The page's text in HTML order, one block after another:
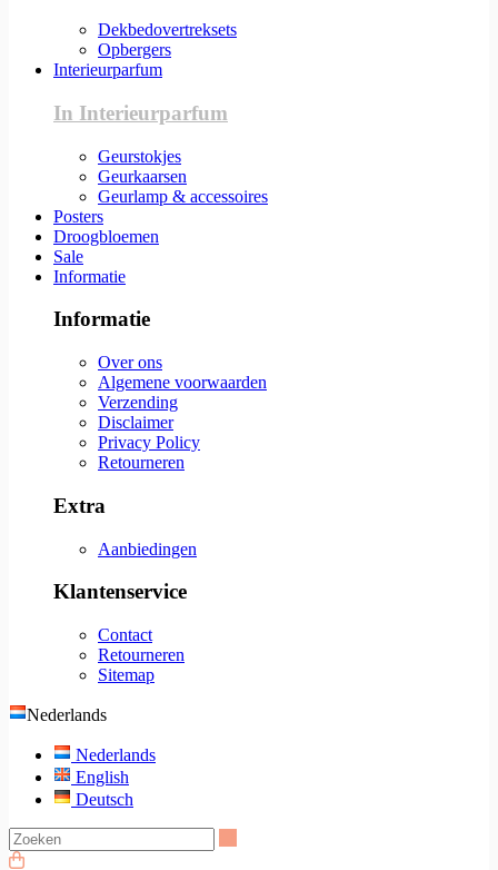
Dekbedovertreksets
Opbergers
Interieurparfum
In Interieurparfum
Geurstokjes
Geurkaarsen
Geurlamp & accessoires
Posters
Droogbloemen
Sale
Informatie
Informatie
Over ons
Algemene voorwaarden
Verzending
Disclaimer
Privacy Policy
Retourneren
Extra
Aanbiedingen
Klantenservice
Contact
Retourneren
Sitemap
Nederlands
Nederlands
English
Deutsch